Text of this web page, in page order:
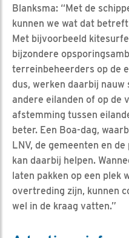
Blanksma: “Met de
kunnen we wat dat
Met bijvoorbeeld
bijzondere
terreinbeheerders op de
dus, werken daarbij nauw
andere eilanden of op de
afstemming tussen
beter. Een Boa-dag,
LNV, de gemeenten en
kan daarbij helpen.
laten pakken op een plek
overtreding zijn, kunnen
wel in de kraag vatten.”